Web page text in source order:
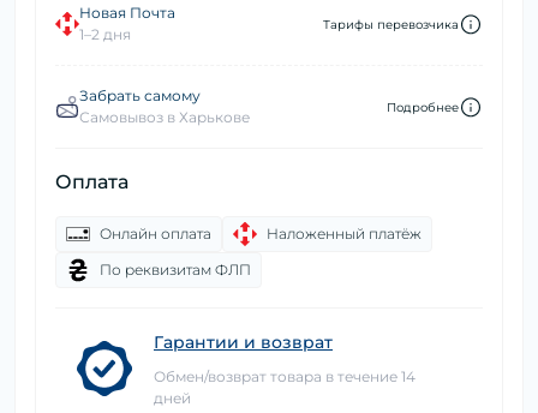
Новая Почта
1–2 дня
Тарифы перевозчика
Забрать самому
Самовывоз в Харькове
Подробнее
Оплата
Онлайн оплата
Наложенный платёж
По реквизитам ФЛП
Гарантии и возврат
Обмен/возврат товара в течение 14
дней